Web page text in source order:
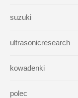
suzuki
ultrasonicresearch
kowadenki
polec